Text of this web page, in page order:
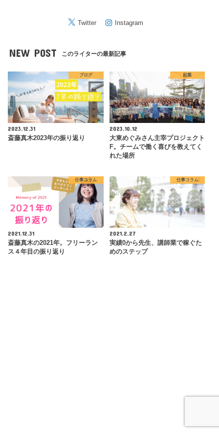
Twitter Instagram
NEW POST このライターの最新記事
ブログ
2023.12.31
斎藤真木2023年の振り返り
起業
2023.10.12
大東めぐみさん主宰プロジェクト
F。チームで働く喜びを教えてく
れた場所
仕事コラム
2021.12.31
斎藤真木の2021年。フリーラン
ス４年目の振り返り
仕事コラム
2021.2.27
実績0から先生、講師業で稼ぐた
めのステップ